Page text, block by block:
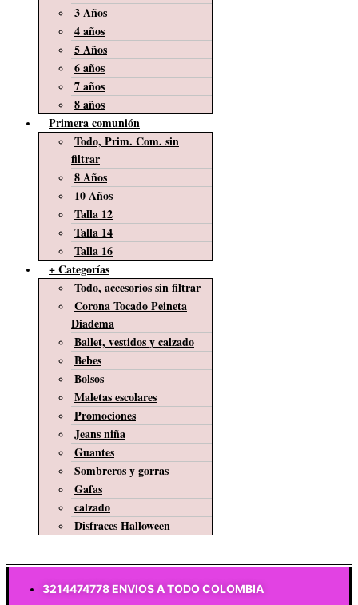
3 Años
4 años
5 Años
6 años
7 años
8 años
Primera comunión
Todo, Prim. Com. sin
filtrar
8 Años
10 Años
Talla 12
Talla 14
Talla 16
+ Categorías
Todo, accesorios sin filtrar
Corona Tocado Peineta
Diadema
Ballet, vestidos y calzado
Bebes
Bolsos
Maletas escolares
Promociones
Jeans niña
Guantes
Sombreros y gorras
Gafas
calzado
Disfraces Halloween
3214474778 ENVIOS A TODO COLOMBIA